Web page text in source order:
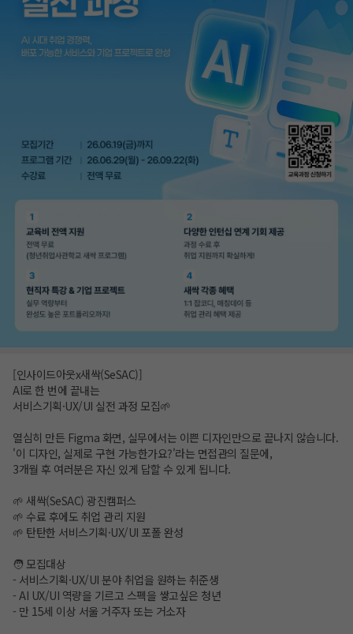
[인사이드아웃x새싹(SeSAC)]
AI로 한 번에 끝내는
서비스기획·UX/UI 실전 과정 모집🌱
열심히 만든 Figma 화면, 실무에서는 이쁜 디자인만으로 끝나지 않습니다.
'이 디자인, 실제로 구현 가능한가요?'라는 면접관의 질문에,
3개월 후 여러분은 자신 있게 답할 수 있게 됩니다.
🌱 새싹(SeSAC) 광진캠퍼스
🌱 수료 후에도 취업 관리 지원
🌱 탄탄한 서비스기획·UX/UI 포폴 완성
🧑 모집대상
- 서비스기획·UX/UI 분야 취업을 원하는 취준생
- AI UX/UI 역량을 기르고 스펙을 쌓고싶은 청년
- 만 15세 이상 서울 거주자 또는 거소자